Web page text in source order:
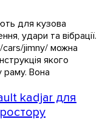
для кузова
удари та вібрації.
cars/jimny/ можна
якого
раму. Вона
kadjar для